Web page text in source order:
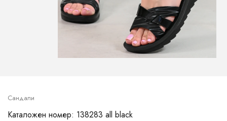
Сандали
Каталожен номер: 138283 all black